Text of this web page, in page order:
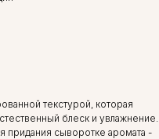
текстурой, которая
блеск и увлажнение.
придания сыворотке аромата -